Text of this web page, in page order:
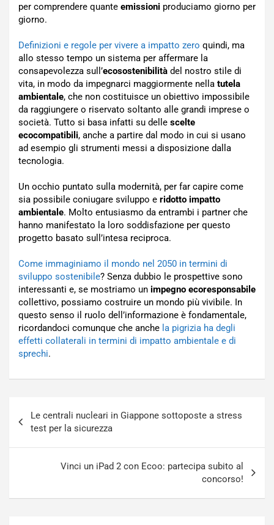
per comprendere quante emissioni produciamo giorno per
giorno.
Definizioni e regole per vivere a impatto zero quindi, ma
allo stesso tempo un sistema per affermare la
consapevolezza sull’ecosostenibilità del nostro stile di
vita, in modo da impegnarci maggiormente nella tutela
ambientale, che non costituisce un obiettivo impossibile
da raggiungere o riservato soltanto alle grandi imprese o
società. Tutto si basa infatti su delle scelte
ecocompatibili, anche a partire dal modo in cui si usano
ad esempio gli strumenti messi a disposizione dalla
tecnologia.
Un occhio puntato sulla modernità, per far capire come
sia possibile coniugare sviluppo e ridotto impatto
ambientale. Molto entusiasmo da entrambi i partner che
hanno manifestato la loro soddisfazione per questo
progetto basato sull’intesa reciproca.
Come immaginiamo il mondo nel 2050 in termini di
sviluppo sostenibile? Senza dubbio le prospettive sono
interessanti e, se mostriamo un impegno ecoresponsabile
collettivo, possiamo costruire un mondo più vivibile. In
questo senso il ruolo dell’informazione è fondamentale,
ricordandoci comunque che anche la pigrizia ha degli
effetti collaterali in termini di impatto ambientale e di
sprechi.
articoli
Le centrali nucleari in Giappone sottoposte a stress
test per la sicurezza
Vinci un iPad 2 con Ecoo: partecipa subito al
concorso!